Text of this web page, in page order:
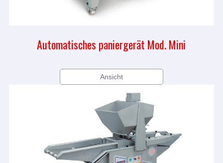
Automatisches paniergerät Mod. Mini
Ansicht